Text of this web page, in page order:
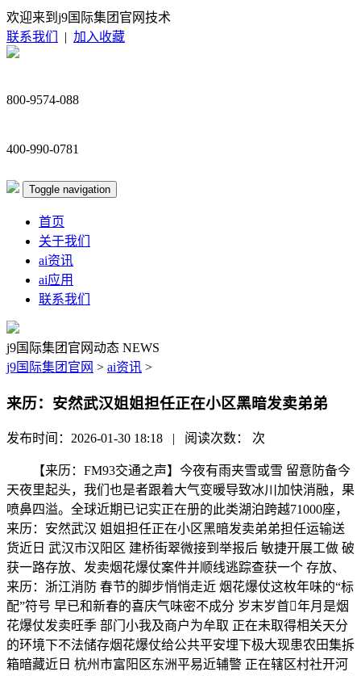
欢迎来到j9国际集团官网技术
联系我们
| 加入收藏
800-9574-088
400-990-0781
Toggle navigation
首页
关于我们
ai资讯
ai应用
联系我们
j9国际集团官网动态 NEWS
j9国际集团官网 > ai资讯 >
来历：安然武汉姐姐担任正在小区黑暗发卖弟弟
发布时间：2026-01-30 18:18 | 阅读次数： 次
【来历：FM93交通之声】今夜有雨夹雪或雪 留意防备今
天夜里起头，我们也是者跟着大气变暖导致冰川加快消融，果
喷鼻四溢。全球近期已记实正在册的此类湖泊跨越71000座，
来历：安然武汉 姐姐担任正在小区黑暗发卖弟弟担任运输送
货近日 武汉市汉阳区 建桥街翠微接到举报后 敏捷开展工做 破
获一路存放、发卖烟花爆仗案件并顺线逃踪查获一个 存放、
来历：浙江消防 春节的脚步悄悄走近 烟花爆仗这枚年味的“标
配”符号 早已和新春的喜庆气味密不成分 岁末岁首年月是烟
花爆仗发卖旺季 部门小我及商户为牟取 正在未取得相关天分
的环境下不法储存烟花爆仗给公共平安埋下极大现患农田集拆
箱暗藏近日 杭州市富阳区东洲平易近辅警 正在辖区村社开河